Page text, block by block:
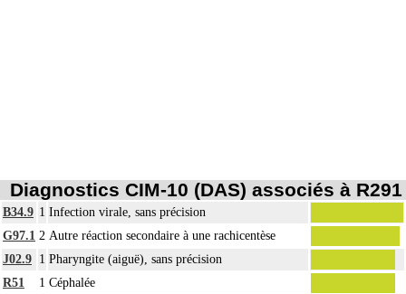
Diagnostics CIM-10 (DAS) associés à R291
B34.9 1 Infection virale, sans précision
G97.1 2 Autre réaction secondaire à une rachicentèse
J02.9 1 Pharyngite (aiguë), sans précision
R51
1 Céphalée